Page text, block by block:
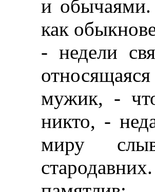
и
как
- недели
мужик, -
никто, -
миру